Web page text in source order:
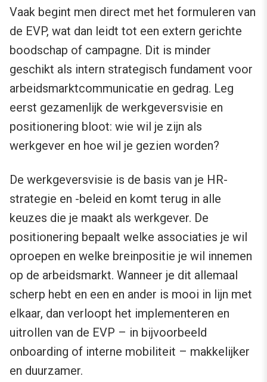
Vaak begint men direct met het formuleren van
de EVP, wat dan leidt tot een extern gerichte
boodschap of campagne. Dit is minder
geschikt als intern strategisch fundament voor
arbeidsmarktcommunicatie en gedrag. Leg
eerst gezamenlijk de werkgeversvisie en
positionering bloot: wie wil je zijn als
werkgever en hoe wil je gezien worden?
De werkgeversvisie is de basis van je HR-
strategie en -beleid en komt terug in alle
keuzes die je maakt als werkgever. De
positionering bepaalt welke associaties je wil
oproepen en welke breinpositie je wil innemen
op de arbeidsmarkt. Wanneer je dit allemaal
scherp hebt en een en ander is mooi in lijn met
elkaar, dan verloopt het implementeren en
uitrollen van de EVP – in bijvoorbeeld
onboarding of interne mobiliteit – makkelijker
en duurzamer.